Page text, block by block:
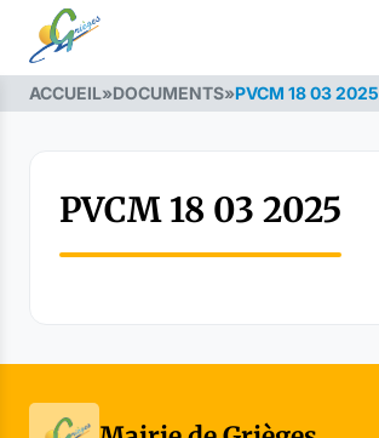
ACCUEIL»DOCUMENTS»PVCM 18 03 2025
PVCM 18 03 2025